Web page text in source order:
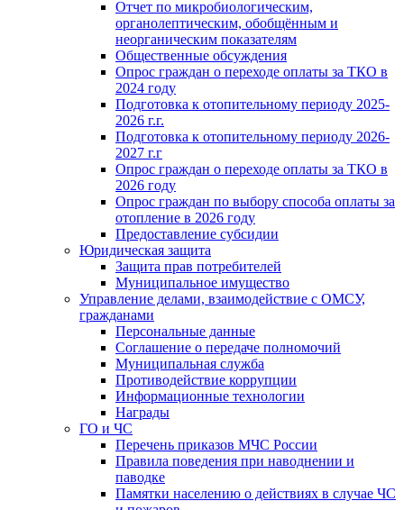
Отчет по микробиологическим,
органолептическим, обобщённым и
неорганическим показателям
Общественные обсуждения
Опрос граждан о переходе оплаты за ТКО в
2024 году
Подготовка к отопительному периоду 2025-
2026 г.г.
Подготовка к отопительному периоду 2026-
2027 г.г
Опрос граждан о переходе оплаты за ТКО в
2026 году
Опрос граждан по выбору способа оплаты за
отопление в 2026 году
Предоставление субсидии
Юридическая защита
Защита прав потребителей
Муниципальное имущество
Управление делами, взаимодействие с ОМСУ,
гражданами
Персональные данные
Соглашение о передаче полномочий
Муниципальная служба
Противодействие коррупции
Информационные технологии
Награды
ГО и ЧС
Перечень приказов МЧС России
Правила поведения при наводнении и
паводке
Памятки населению о действиях в случае ЧС